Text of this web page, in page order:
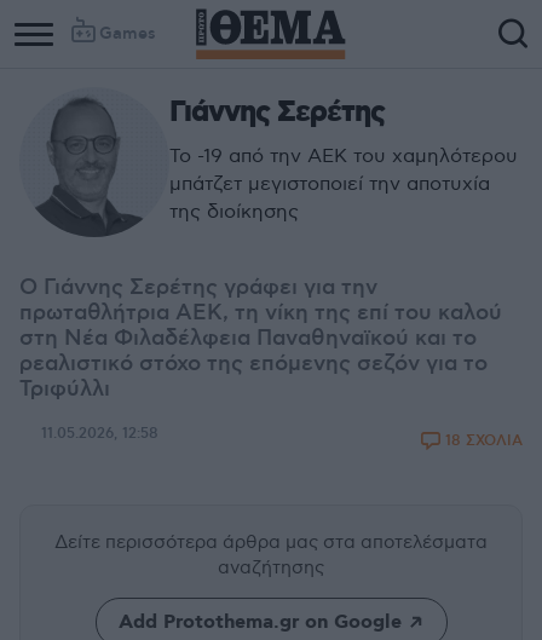
Games
Γιάννης Σερέτης
Το -19 από την ΑΕΚ του χαμηλότερου
μπάτζετ μεγιστοποιεί την αποτυχία
της διοίκησης
Ο Γιάννης Σερέτης γράφει για την
πρωταθλήτρια ΑΕΚ, τη νίκη της επί του καλού
στη Νέα Φιλαδέλφεια Παναθηναϊκού και το
ρεαλιστικό στόχο της επόμενης σεζόν για το
Τριφύλλι
11.05.2026, 12:58 18 ΣΧΟΛΙΑ
Δείτε περισσότερα άρθρα μας στα αποτελέσματα
αναζήτησης
Add Protothema.gr on Google